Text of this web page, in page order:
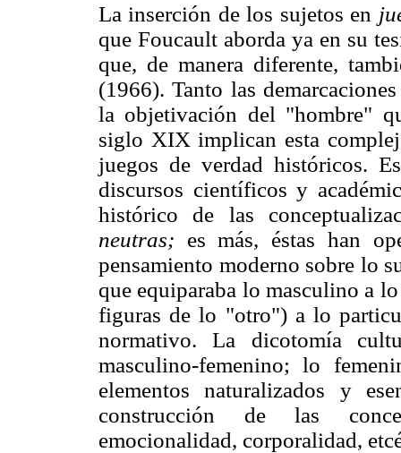
La inserción de los sujetos en
que Foucault aborda ya en su
que, de manera diferente,
(1966). Tanto las
la objetivación del "hombre"
siglo XIX implican esta
juegos de verdad históricos.
discursos científicos y
histórico de las
neutras; es más, éstas han
pensamiento moderno sobre lo
que equiparaba lo masculino a
figuras de lo "otro") a lo
normativo. La dicotomía
masculino-femenino; lo
elementos naturalizados y
construcción de las
emocionalidad, corporalidad,